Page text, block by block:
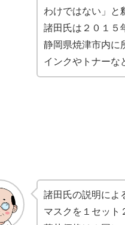
わけではない」と
諸田氏は２０１５
静岡県焼津市内に
インクやトナーな
諸田氏の説明によ
マスクを１セット